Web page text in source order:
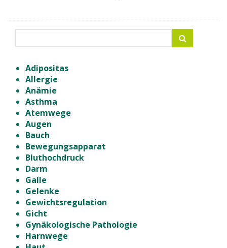
Adipositas
Allergie
Anämie
Asthma
Atemwege
Augen
Bauch
Bewegungsapparat
Bluthochdruck
Darm
Galle
Gelenke
Gewichtsregulation
Gicht
Gynäkologische Pathologie
Harnwege